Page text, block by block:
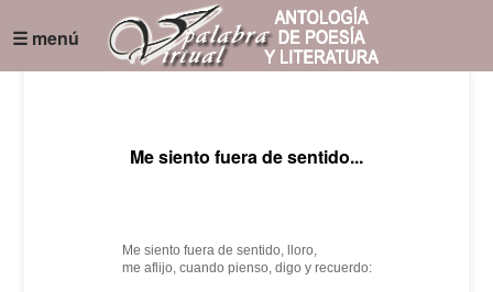
☰ menú
Me siento fuera de sentido...
Me siento fuera de sentido, lloro,
me aflijo, cuando pienso, digo y recuerdo: